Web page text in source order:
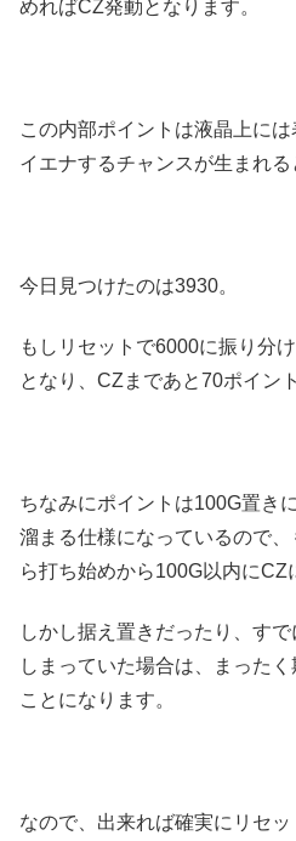
めればCZ発動となります。
この内部ポイントは液晶上に
イエナするチャンスが生まれる
今日見つけたのは3930。
もしリセットで6000に振り分
となり、CZまであと70ポイン
ちなみにポイントは100G置き
溜まる仕様になっているので
ら打ち始めから100G以内にCZ
しかし据え置きだったり、す
しまっていた場合は、まった
ことになります。
なので、出来れば確実にリセ